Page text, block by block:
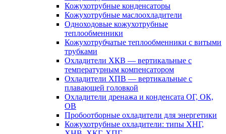
Кожухотрубные конденсаторы
Кожухотрубные маслоохладители
Одноходовые кожухотрубные
теплообменники
Кожухотрубчатые теплообменники с витыми
трубками
Охладители ХКВ — вертикальные с
температурным компенсатором
Охладители ХПВ — вертикальные с
плавающей головкой
Охладители дренажа и конденсата ОГ, ОК,
ОВ
Пробоотборные охладители для энергетики
Кожухотрубные охладители: типы ХНГ,